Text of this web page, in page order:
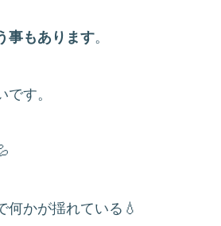
事もあります。
す。
何かが揺れている💧